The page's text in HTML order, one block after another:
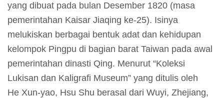
g
a
I
n
yang dibuat pada bulan Desember 1820 (masa
pemerintahan Kaisar Jiaqing ke-25). Isinya
melukiskan berbagai bentuk adat dan kehidupan
kelompok Pingpu di bagian barat Taiwan pada awal
pemerintahan dinasti Qing. Menurut “Koleksi
Lukisan dan Kaligrafi Museum” yang ditulis oleh
He Xun-yao, Hsu Shu berasal dari Wuyi, Zhejiang,